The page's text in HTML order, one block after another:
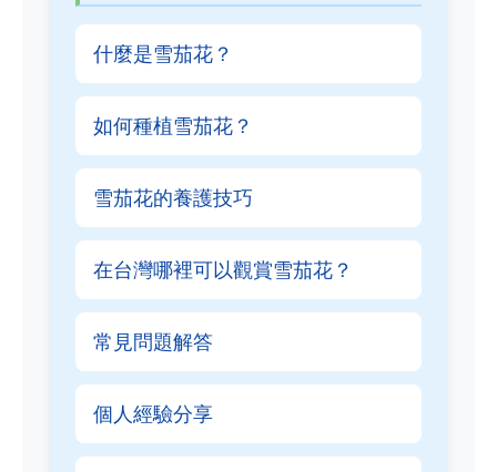
什麼是雪茄花？
如何種植雪茄花？
雪茄花的養護技巧
在台灣哪裡可以觀賞雪茄花？
常見問題解答
個人經驗分享